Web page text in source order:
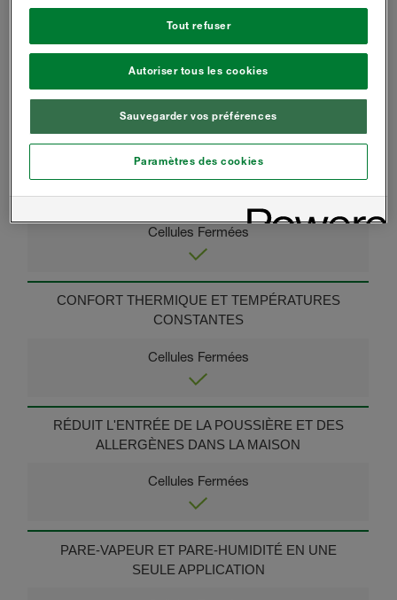
S'INSTALLE FACILEMENT SUR LES FORMES
IRRÉGULIÈRES ET LES COURBES.
SOUTENU PAR NOTRE GARANTIE LIMITÉE À VIE
CONFORT THERMIQUE ET TEMPÉRATURES
CONSTANTES
RÉDUIT L'ENTRÉE DE LA POUSSIÈRE ET DES
ALLERGÈNES DANS LA MAISON
PARE-VAPEUR ET PARE-HUMIDITÉ EN UNE
SEULE APPLICATION
Tout refuser
Autoriser tous les cookies
Sauvegarder vos préférences
Paramètres des cookies